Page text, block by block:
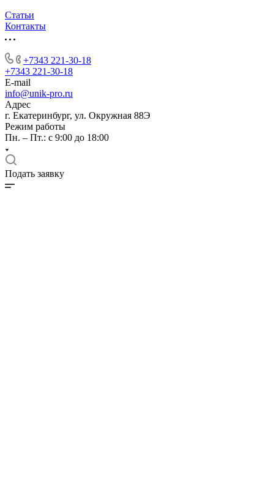
Статьи
Контакты
+7343 221-30-18
+7343 221-30-18
E-mail
info@unik-pro.ru
Адрес
г. Екатеринбург, ул. Окружная 88Э
Режим работы
Пн. – Пт.: с 9:00 до 18:00
Подать заявку